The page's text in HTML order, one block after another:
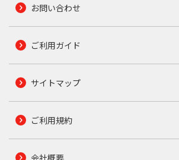
お問い合わせ
ご利用ガイド
サイトマップ
ご利用規約